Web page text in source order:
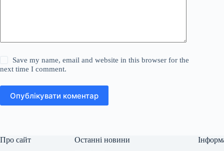
Save my name, email and website in this browser for the
next time I comment.
Опублікувати коментар
Про сайт Останні новини